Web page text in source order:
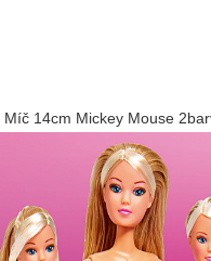
Míč 14cm Mickey Mouse